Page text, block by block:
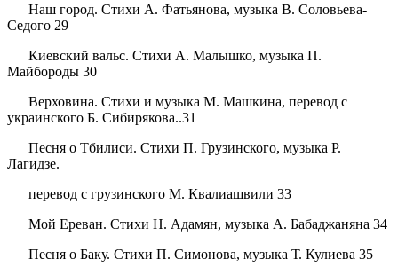
Наш город. Стихи А. Фатьянова, музыка В. Соловьева-
Седого 29
Киевский вальс. Стихи А. Малышко, музыка П.
Майбороды 30
Верховина. Стихи и музыка М. Машкина, перевод с
украинского Б. Сибирякова..31
Песня о Тбилиси. Стихи П. Грузинского, музыка Р.
Лагидзе.
перевод с грузинского М. Квалиашвили 33
Мой Ереван. Стихи Н. Адамян, музыка А. Бабаджаняна 34
Песня о Баку. Стихи П. Симонова, музыка Т. Кулиева 35